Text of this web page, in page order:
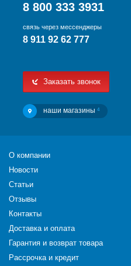
8 800 333 3931
связь через мессенджеры
8 911 92 62 777
Заказать звонок
наши магазины 4
О компании
Новости
Статьи
Отзывы
Контакты
Доставка и оплата
Гарантия и возврат товара
Рассрочка и кредит